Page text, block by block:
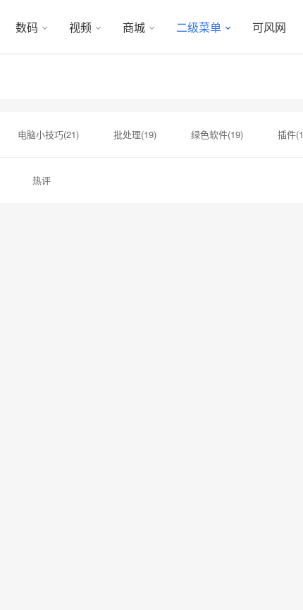
数码 视频 商城 二级菜单 可风网
电脑小技巧(21) 批处理(19) 绿色软件(19) 插件
热评